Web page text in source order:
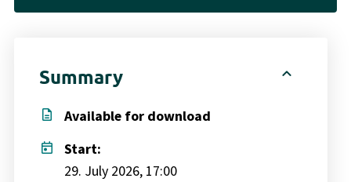
Summary expand_less
description
Available for download
today
Start:
29. July 2026, 17:00